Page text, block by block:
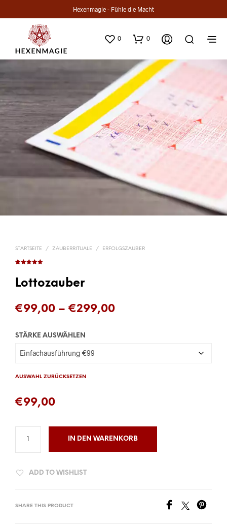
Hexenmagie - Fühle die Macht
0 0
STARTSEITE / ZAUBERRITUALE / ERFOLGSZAUBER
basierend
auf
Lottozauber
€99,00 – €299,00Price
STÄRKE AUSWÄHLEN
AUSWAHL ZURÜCKSETZEN
€99,00
IN DEN WARENKORB
ADD TO WISHLIST
SHARE THIS PRODUCT